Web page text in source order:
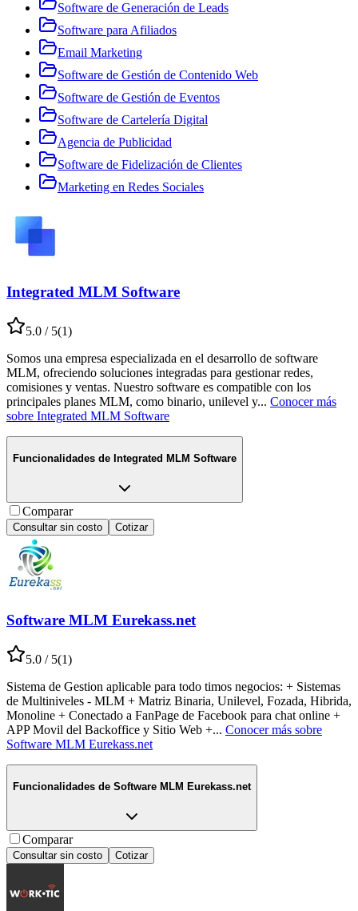
Software de Generación de Leads
Software para Afiliados
Email Marketing
Software de Gestión de Contenido Web
Software de Gestión de Eventos
Software de Cartelería Digital
Agencia de Publicidad
Software de Fidelización de Clientes
Marketing en Redes Sociales
Integrated MLM Software
5.0 / 5(1)
Somos una empresa especializada en el desarrollo de software
MLM, ofreciendo soluciones integradas para gestionar redes,
comisiones y ventas. Nuestro software es compatible con los
principales planes MLM, como binario, unilevel y... Conocer más
sobre Integrated MLM Software
Funcionalidades de Integrated MLM Software
Comparar
Consultar sin costo Cotizar
Software MLM Eurekass.net
5.0 / 5(1)
Sistema de Gestion aplicable para todo timos negocios: + Sistemas
de Multiniveles - MLM + Matriz Binaria, Unilevel, Fozada, Hibrida,
Monoline + Conectado a FanPage de Facebook para chat online +
APP Movil del Backoffice y Sitio Web +... Conocer más sobre
Software MLM Eurekass.net
Funcionalidades de Software MLM Eurekass.net
Comparar
Consultar sin costo Cotizar